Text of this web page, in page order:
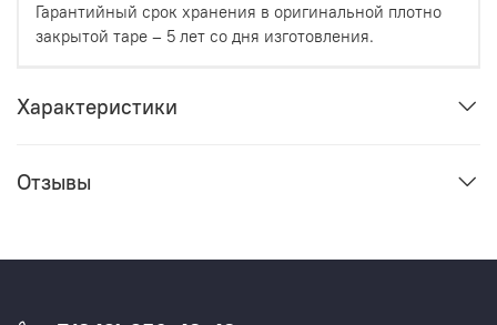
Гарантийный срок хранения в оригинальной плотно
закрытой таре – 5 лет со дня изготовления.
Характеристики
Отзывы